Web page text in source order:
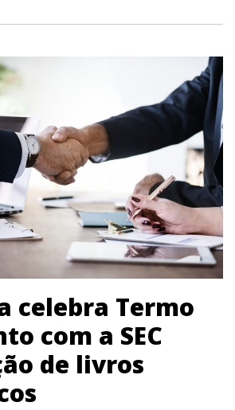
celebra Termo
com a SEC
de livros